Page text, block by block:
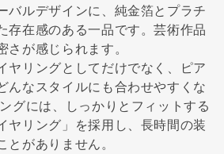
バルデザインに、純金箔とプラチ
存在感のある一品です。芸術作品
が感じられます。
ヤリングとしてだけでなく、ピア
んなスタイルにも合わせやすくな
グには、しっかりとフィットする
ヤリング」を採用し、長時間の装
とがありません。